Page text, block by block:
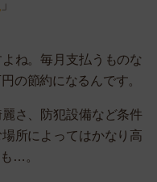
」
ね。毎月支払うものな
の節約になるんです。
さ、防犯設備など条件
所によってはかなり高
…。